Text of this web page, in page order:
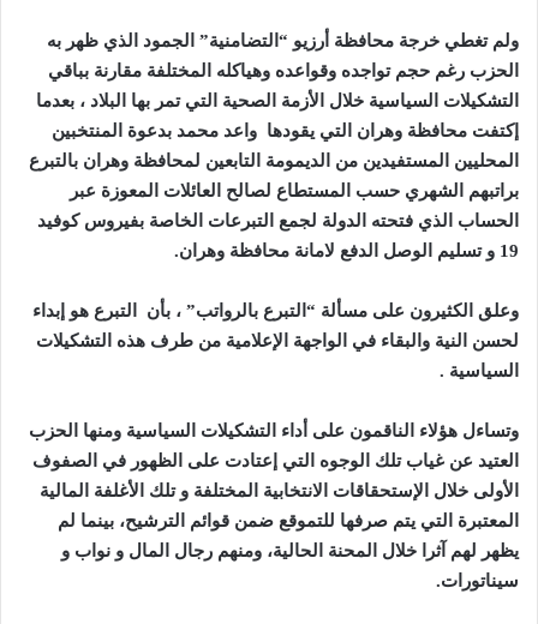
ولم تغطي خرجة محافظة أرزيو “التضامنية” الجمود الذي ظهر به
الحزب رغم حجم تواجده وقواعده وهياكله المختلفة مقارنة بباقي
التشكيلات السياسية خلال الأزمة الصحية التي تمر بها البلاد ، بعدما
إكتفت محافظة وهران التي يقودها واعد محمد بدعوة المنتخبين
المحليين المستفيدين من الديمومة التابعين لمحافظة وهران بالتبرع
براتبهم الشهري حسب المستطاع لصالح العائلات المعوزة عبر
الحساب الذي فتحته الدولة لجمع التبرعات الخاصة بفيروس كوفيد
19 و تسليم الوصل الدفع لامانة محافظة وهران.
وعلق الكثيرون على مسألة “التبرع بالرواتب” ، بأن التبرع هو إبداء
لحسن النية والبقاء في الواجهة الإعلامية من طرف هذه التشكيلات
السياسية .
وتساءل هؤلاء الناقمون على أداء التشكيلات السياسية ومنها الحزب
العتيد عن غياب تلك الوجوه التي إعتادت على الظهور في الصفوف
الأولى خلال الإستحقاقات الانتخابية المختلفة و تلك الأغلفة المالية
المعتبرة التي يتم صرفها للتموقع ضمن قوائم الترشيح، بينما لم
يظهر لهم آثرا خلال المحنة الحالية، ومنهم رجال المال و نواب و
سيناتورات.